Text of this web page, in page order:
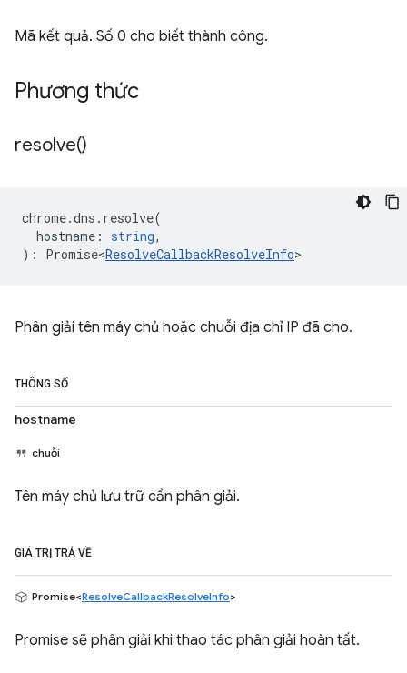
Mã kết quả. Số 0 cho biết thành công.
Phương thức
resolve()
chrome.dns . resolve(
hostname : string,
) : Promise<ResolveCallbackResolveInfo>
Phân giải tên máy chủ hoặc chuỗi địa chỉ IP đã cho.
THÔNG SỐ
hostname
chuỗi
Tên máy chủ lưu trữ cần phân giải.
GIÁ TRỊ TRẢ VỀ
Promise<ResolveCallbackResolveInfo>
Promise sẽ phân giải khi thao tác phân giải hoàn tất.